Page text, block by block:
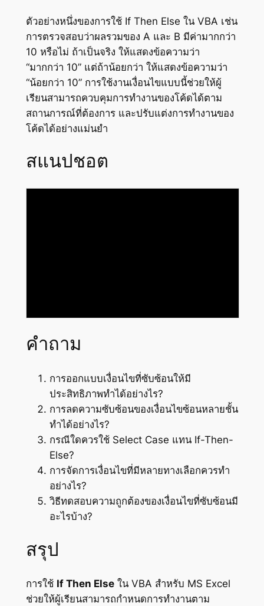
ตัวอย่างหนึ่งของการใช้ If Then Else ใน VBA เช่น
การตรวจสอบว่าผลรวมของ A และ B มีค่ามากกว่า
10 หรือไม่ ถ้าเป็นจริง ให้แสดงข้อความว่า
“มากกว่า 10” แต่ถ้าน้อยกว่า ให้แสดงข้อความว่า
“น้อยกว่า 10” การใช้งานเงื่อนไขแบบนี้ช่วยให้ผู้
เรียนสามารถควบคุมการทำงานของโค้ดได้ตาม
สถานการณ์ที่ต้องการ และปรับแต่งการทำงานของ
โค้ดได้อย่างแม่นยำ
สแนปชอต
คำถาม
การออกแบบเงื่อนไขที่ซับซ้อนให้มี
ประสิทธิภาพทำได้อย่างไร?
การลดความซับซ้อนของเงื่อนไขซ้อนหลายชั้น
ทำได้อย่างไร?
กรณีใดควรใช้ Select Case แทน If-Then-
Else?
การจัดการเงื่อนไขที่มีหลายทางเลือกควรทำ
อย่างไร?
วิธีทดสอบความถูกต้องของเงื่อนไขที่ซับซ้อนมี
อะไรบ้าง?
สรุป
การใช้ If Then Elseใน VBA สำหรับ MS Excel
ช่วยให้ผู้เรียนสามารถกำหนดการทำงานตาม